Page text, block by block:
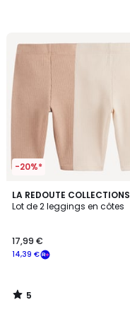
-20%*
LA REDOUTE COLLECTIONS
Lot de 2 leggings en côtes
14,39 €
17,99 €
5
/
5
/